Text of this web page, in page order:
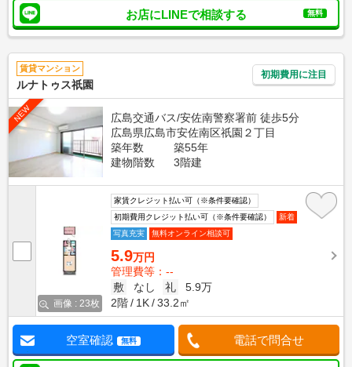
お店にLINEで相談する 無料
賃貸マンション
ルナトゥス祇園
初期費用に注目
NEW
広島交通バス/安佐南警察署前 徒歩5分
広島県広島市安佐南区祇園２丁目
築年数
築55年
建物階数
3階建
画像 : 23枚
家賃クレジット払い可（※条件要確認）
初期費用クレジット払い可（※条件要確認）
新着
写真充実
無料オンライン相談可
5.9万円
管理費等：--
敷
なし 礼
5.9万
2階
1K 33.2㎡
空室確認 無料 電話で問合せ